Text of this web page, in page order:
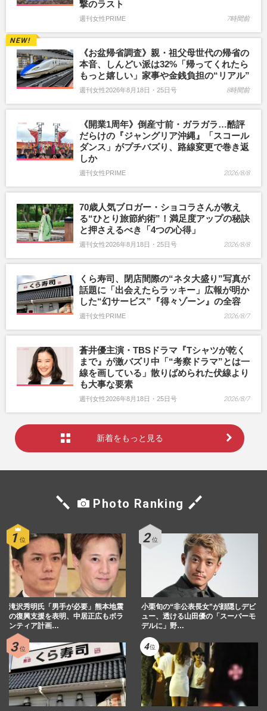
撃のラスト
週刊女性PRIME 7時間前
《お盆帰省調査》親・祖父母世代の帰省の
本音、しんどい派は32%「帰ってくれたら
もっと嬉しい」家事や金銭負担の“リアル”
週刊女性2026年8月18日・25日号 8時間前
《開業1周年》倒産寸前・ガラガラ…酷評
だらけの『ジャングリア沖縄』「スコール
ダンス」がプチバズり、路線変更で巻き返
しか
週刊女性PRIME 2026/8/8
70歳人気ブロガー・ショコラさんが教え
る“ひとり旅節約術”！満足度アップの秘訣
と押さえるべき「4つの心得」
週刊女性2026年8月18日・25日号 2026/8/8
くら寿司、閉店間際の“ネタ大盛り”写真が
話題に「出会えたらラッキー」広報が明か
した“幻サービス”『得々ゾーン』の全容
週刊女性PRIME 2026/8/7
蒼井優主演・TBSドラマ『Tシャツが乾く
まで』が激バズリ中「“考察ドラマ”とは一
線を画している」散りばめられた伏線より
も大事な要素
週刊女性2026年8月18日・25日号 2026/8/7
新着をもっと見る
Photo Ranking
滝沢秀明氏「男手が必要」熊本地震
の復興支援を表明、中居正広もボラ
ンティア計画…
小栗旬の“非公表長女”が顔隠しデビ
ュー、透ける山田優の「スーパーモ
デルに」野…